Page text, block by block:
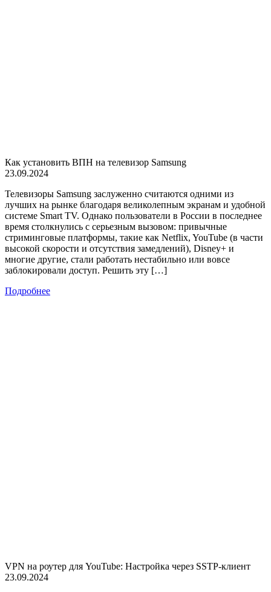
Как установить ВПН на телевизор Samsung
23.09.2024
Телевизоры Samsung заслуженно считаются одними из
лучших на рынке благодаря великолепным экранам и удобной
системе Smart TV. Однако пользователи в России в последнее
время столкнулись с серьезным вызовом: привычные
стриминговые платформы, такие как Netflix, YouTube (в части
высокой скорости и отсутствия замедлений), Disney+ и
многие другие, стали работать нестабильно или вовсе
заблокировали доступ. Решить эту […]
Подробнее
VPN на роутер для YouTube: Настройка через SSTP-клиент
23.09.2024